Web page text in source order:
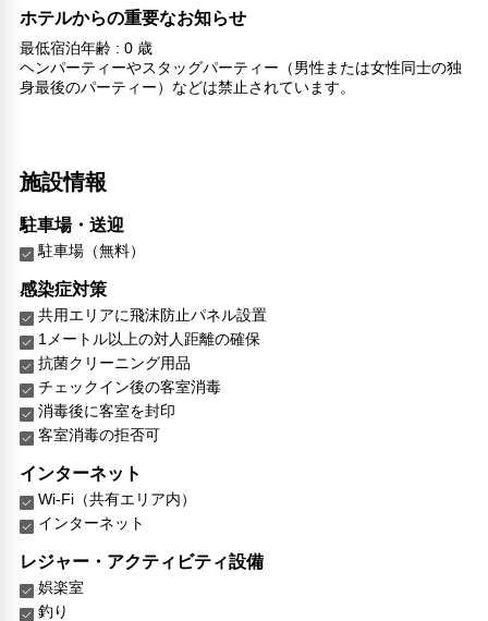
ホテルからの重要なお知らせ
最低宿泊年齢 : 0 歳
ヘンパーティーやスタッグパーティー（男性または女性同士の独
身最後のパーティー）などは禁止されています。
施設情報
駐車場・送迎
駐車場（無料）
感染症対策
共用エリアに飛沫防止パネル設置
1メートル以上の対人距離の確保
抗菌クリーニング用品
チェックイン後の客室消毒
消毒後に客室を封印
客室消毒の拒否可
インターネット
Wi-Fi（共有エリア内）
インターネット
レジャー・アクティビティ設備
娯楽室
釣り